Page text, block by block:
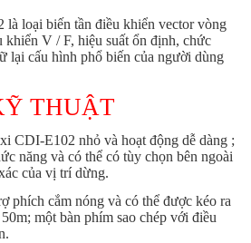
loại biến tần điều khiển vector vòng
khiển V / F, hiệu suất ổn định, chức
lại cấu hình phổ biến của người dùng
THUẬT
CDI-E102 nhỏ và hoạt động dễ dàng ;
năng và có thể có tùy chọn bên ngoài
của vị trí dừng.
phích cắm nóng và có thể được kéo ra
một bàn phím sao chép với điều